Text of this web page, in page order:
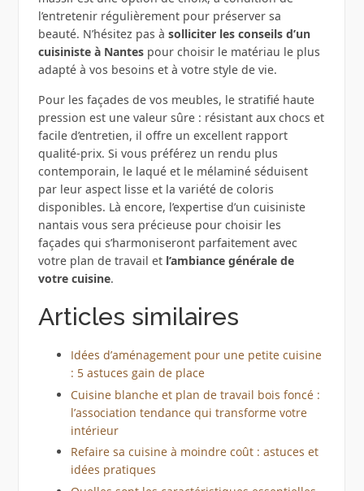
l’entretenir régulièrement pour préserver sa
beauté. N’hésitez pas à solliciter les conseils d’un
cuisiniste à Nantespour choisir le matériau le plus
adapté à vos besoins et à votre style de vie.
Pour les façades de vos meubles, le stratifié haute
pression est une valeur sûre : résistant aux chocs et
facile d’entretien, il offre un excellent rapport
qualité-prix. Si vous préférez un rendu plus
contemporain, le laqué et le mélaminé séduisent
par leur aspect lisse et la variété de coloris
disponibles. Là encore, l’expertise d’un cuisiniste
nantais vous sera précieuse pour choisir les
façades qui s’harmoniseront parfaitement avec
votre plan de travail et l’ambiance générale de
votre cuisine.
Articles similaires
Idées d’aménagement pour une petite cuisine
: 5 astuces gain de place
Cuisine blanche et plan de travail bois foncé :
l’association tendance qui transforme votre
intérieur
Refaire sa cuisine à moindre coût : astuces et
idées pratiques